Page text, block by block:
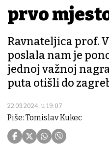
prvo
Ravnateljica prof.
poslala nam je
jednoj važnoj
puta otišli do
22.03.2024. u 19:07
Piše: Tomislav Kukec